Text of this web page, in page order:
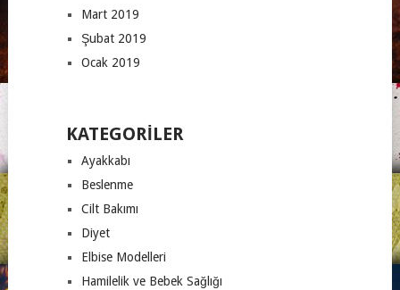
Mart 2019
Şubat 2019
Ocak 2019
KATEGORILER
Ayakkabı
Beslenme
Cilt Bakımı
Diyet
Elbise Modelleri
Hamilelik ve Bebek Sağlığı